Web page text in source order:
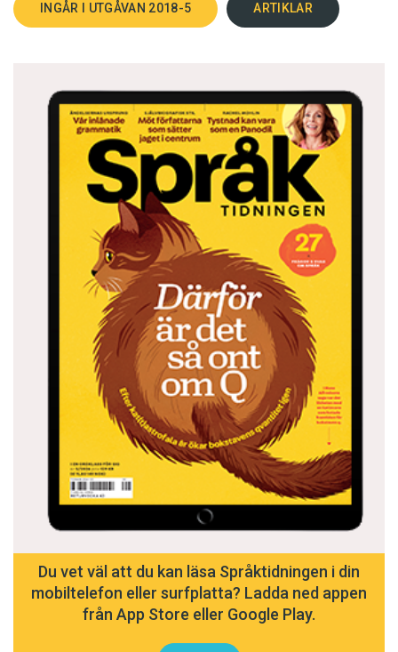
INGÅR I UTGÅVAN 2018-5 ARTIKLAR
Du vet väl att du kan läsa Språktidningen i din
mobiltelefon eller surfplatta? Ladda ned appen
från App Store eller Google Play.